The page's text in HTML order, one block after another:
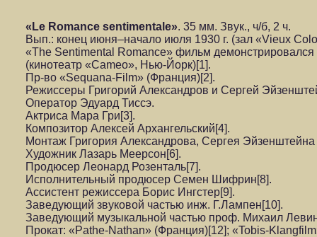
«Le Romance sentimentale». 35 мм. Звук., ч/б, 2 ч.
Вып.: конец июня–начало июля 1930 г. (зал «Vieux
«The Sentimental Romance» фильм
(кинотеатр «Cameo», Нью-Йорк)[1].
Пр-во «Sequana-Film» (Франция)[2].
Режиссеры Григорий Александров и Сергей
Оператор Эдуард Тиссэ.
Актриса Мара Гри[3].
Композитор Алексей Архангельский[4].
Монтаж Григория Александрова, Сергея
Художник Лазарь Меерсон[6].
Продюсер Леонард Розенталь[7].
Исполнительный продюсер Семен Шифрин[8].
Ассистент режиссера Борис Ингстер[9].
Заведующий звуковой частью инж. Г.Лампен[10].
Заведующий музыкальной частью проф. Михаил
Прокат: «Pathe-Nathan» (Франция)[12]; «Tobis-